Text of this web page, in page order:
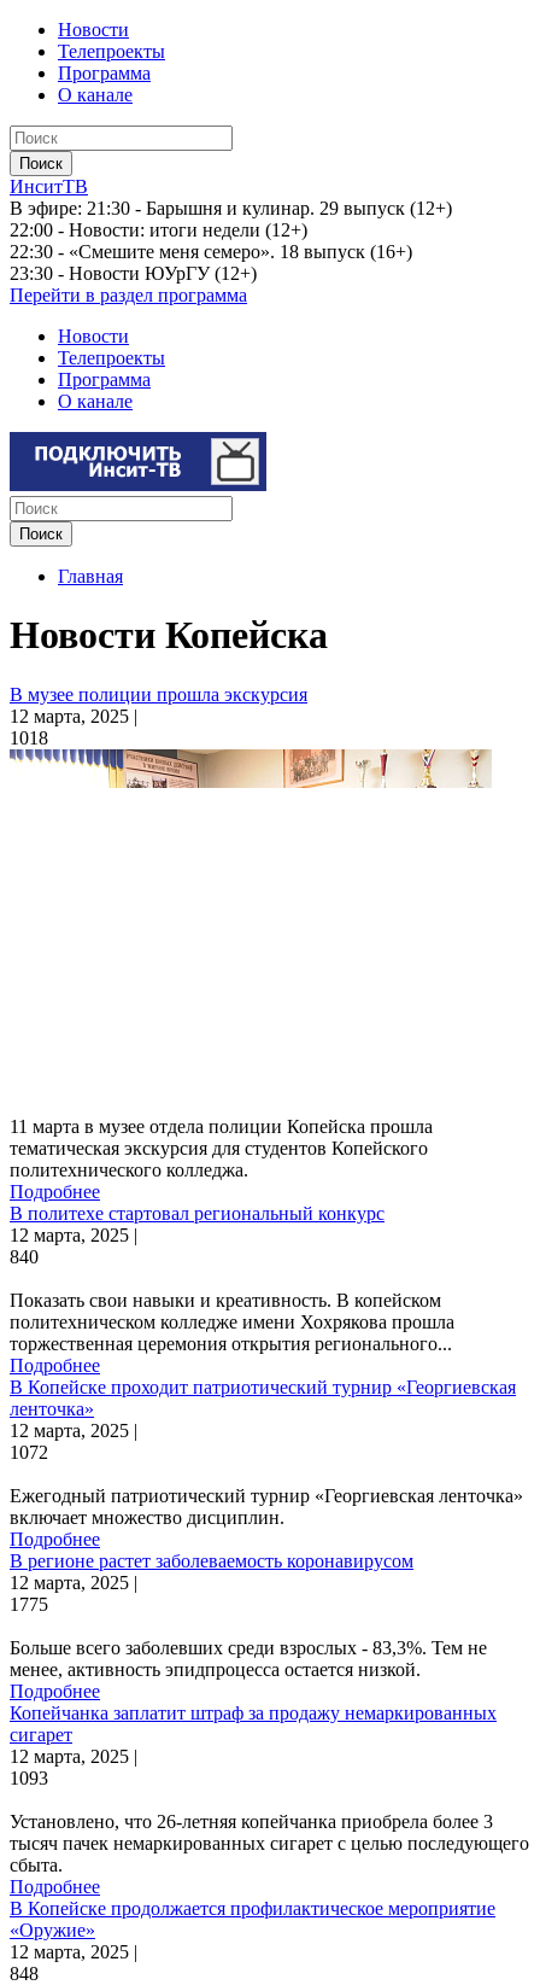
Новости
Телепроекты
Программа
О канале
ИнситТВ
В эфире: 21:30 - Барышня и кулинар. 29 выпуск (12+)
22:00 - Новости: итоги недели (12+)
22:30 - «Смешите меня семеро». 18 выпуск (16+)
23:30 - Новости ЮУрГУ (12+)
Перейти в раздел программа
Новости
Телепроекты
Программа
О канале
Главная
Новости Копейска
В музее полиции прошла экскурсия
12 марта, 2025 |
1018
11 марта в музее отдела полиции Копейска прошла
тематическая экскурсия для студентов Копейского
политехнического колледжа.
Подробнее
В политехе стартовал региональный конкурс
12 марта, 2025 |
840
Показать свои навыки и креативность. В копейском
политехническом колледже имени Хохрякова прошла
торжественная церемония открытия регионального...
Подробнее
В Копейске проходит патриотический турнир «Георгиевская
ленточка»
12 марта, 2025 |
1072
Ежегодный патриотический турнир «Георгиевская ленточка»
включает множество дисциплин.
Подробнее
В регионе растет заболеваемость коронавирусом
12 марта, 2025 |
1775
Больше всего заболевших среди взрослых - 83,3%. Тем не
менее, активность эпидпроцесса остается низкой.
Подробнее
Копейчанка заплатит штраф за продажу немаркированных
сигарет
12 марта, 2025 |
1093
Установлено, что 26-летняя копейчанка приобрела более 3
тысяч пачек немаркированных сигарет с целью последующего
сбыта.
Подробнее
В Копейске продолжается профилактическое мероприятие
«Оружие»
12 марта, 2025 |
848